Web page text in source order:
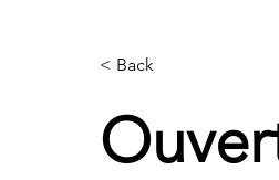
< Back